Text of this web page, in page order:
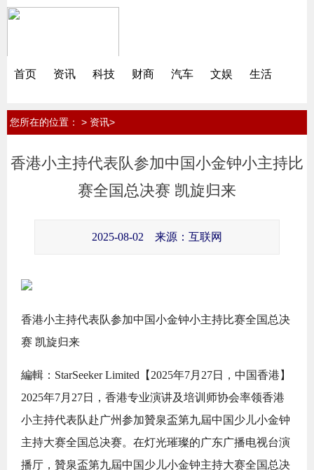
首页 资讯 科技 财商 汽车 文娱 生活
您所在的位置： > 资讯>
香港小主持代表队参加中国小金钟小主持比
赛全国总决赛 凯旋归来
2025-08-02 来源：互联网
香港小主持代表队参加中国小金钟小主持比赛全国总决
赛 凯旋归来
編輯：StarSeeker Limited【2025年7月27日，中国香港】
2025年7月27日，香港专业演讲及培训师协会率领香港
小主持代表队赴广州参加贊泉盃第九屆中国少儿小金钟
主持大赛全国总决赛。在灯光璀璨的广东广播电视台演
播厅，贊泉盃第九屆中国少儿小金钟主持大赛全国总决